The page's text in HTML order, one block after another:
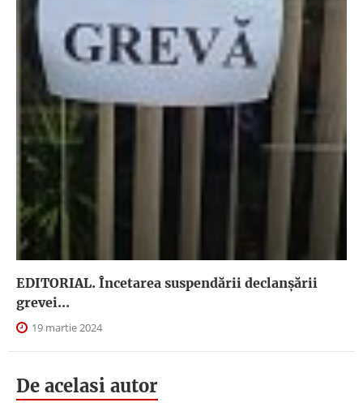
EDITORIAL. Încetarea suspendării declanşării
grevei...
19 martie 2024
De acelasi autor